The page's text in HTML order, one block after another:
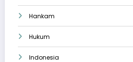
Hankam
Hukum
Indonesia